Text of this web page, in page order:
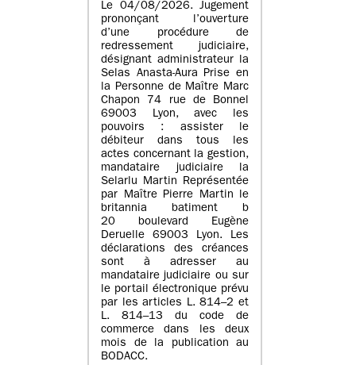
Le 04/08/2026. Jugement
prononçant l’ouverture
d’une procédure de
redressement judiciaire,
désignant administrateur la
Selas Anasta-Aura Prise en
la Personne de Maître Marc
Chapon 74 rue de Bonnel
69003 Lyon, avec les
pouvoirs : assister le
débiteur dans tous les
actes concernant la gestion,
mandataire judiciaire la
Selarlu Martin Représentée
par Maître Pierre Martin le
britannia batiment b
20 boulevard Eugène
Deruelle 69003 Lyon. Les
déclarations des créances
sont à adresser au
mandataire judiciaire ou sur
le portail électronique prévu
par les articles L. 814–2 et
L. 814–13 du code de
commerce dans les deux
mois de la publication au
BODACC.